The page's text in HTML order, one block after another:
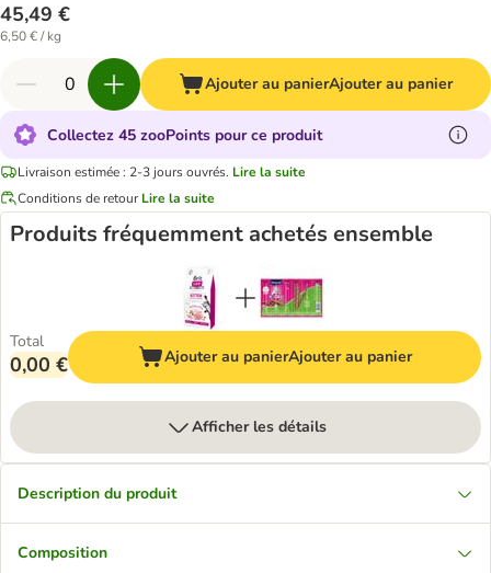
45,49 €
6,50 € / kg
Ajouter au panierAjouter au panier
Collectez 45 zooPoints pour ce produit
Livraison estimée : 2-3 jours ouvrés. Lire la suite
Conditions de retour Lire la suite
Produits fréquemment achetés ensemble
Total
0,00 € Ajouter au panierAjouter au panier
Afficher les détails
Description du produit
Composition